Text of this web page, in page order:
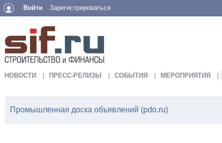
Войти Зарегистрироваться
НОВОСТИ ПРЕСС-РЕЛИЗЫ СОБЫТИЯ МЕРОПРИЯТИЯ
Промышленная доска объявлений (pdo.ru)